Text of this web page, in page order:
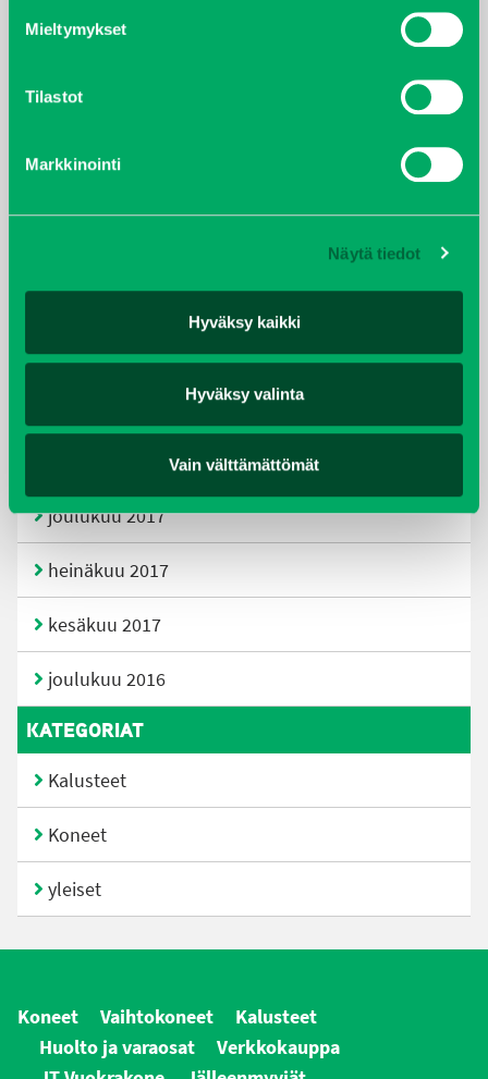
Mieltymykset
Tilastot
Markkinointi
Näytä tiedot
Hyväksy kaikki
Hyväksy valinta
Vain välttämättömät
lokakuu 2021
huhtikuu 2019
helmikuu 2019
tammikuu 2018
joulukuu 2017
heinäkuu 2017
kesäkuu 2017
joulukuu 2016
KATEGORIAT
Kalusteet
Koneet
yleiset
Koneet Vaihtokoneet
Kalusteet
Huolto ja varaosat
Verkkokauppa